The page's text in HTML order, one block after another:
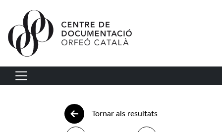
Vés al contingut
Navegació principal
Tornar als resultats